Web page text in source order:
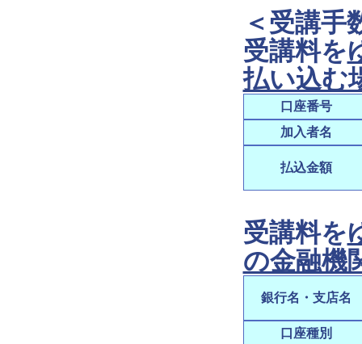
＜受講手
受講料を
払い込む
口座番号
加入者名
払込金額
受講料を
の金融機
銀行名・支店名
口座種別